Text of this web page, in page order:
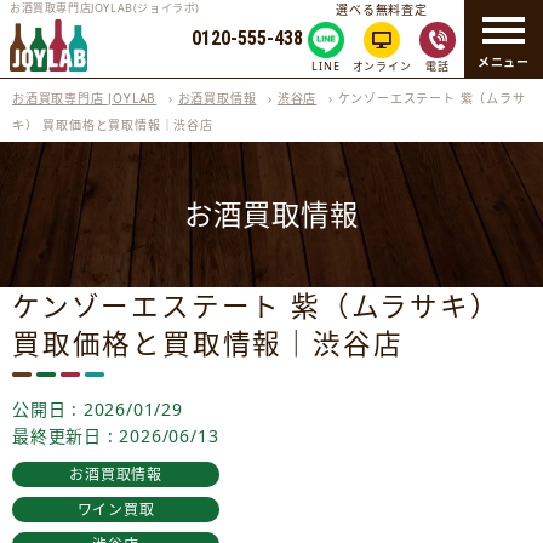
メニュー
お酒買取専門店JOYLAB(ジョイラボ)
0120-555-438
選べる無料査定
LINE オンライン 電話
お酒買取専門店 JOYLAB › お酒買取情報 › 渋谷店 › ケンゾーエステート 紫（ムラサ
キ） 買取価格と買取情報｜渋谷店
お酒買取情報
ケンゾーエステート 紫（ムラサキ）
買取価格と買取情報｜渋谷店
公開日 : 2026/01/29
最終更新日 : 2026/06/13
お酒買取情報
ワイン買取